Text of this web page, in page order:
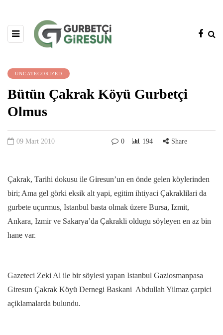
UNCATEGORIZED
Bütün Çakrak Köyü Gurbetçi
Olmus
09 Mart 2010 0 194 Share
Çakrak, Tarihi dokusu ile Giresun’un en önde gelen köylerinden
biri; Ama gel görki eksik alt yapi, egitim ihtiyaci Çakraklilari da
gurbete uçurmus, Istanbul basta olmak üzere Bursa, Izmit,
Ankara, Izmir ve Sakarya’da Çakrakli oldugu söyleyen en az bin
hane var.
Gazeteci Zeki Al ile bir söylesi yapan Istanbul Gaziosmanpasa
Giresun Çakrak Köyü Dernegi Baskani Abdullah Yilmaz çarpici
açiklamalarda bulundu.